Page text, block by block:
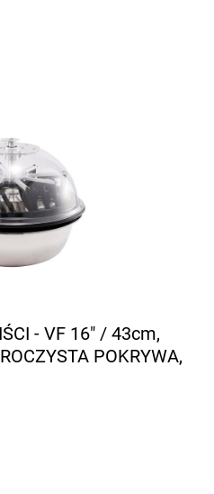
- VF 16" / 43cm,
POKRYWA,